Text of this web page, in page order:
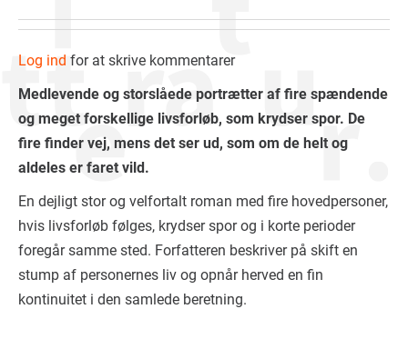
Log ind for at skrive kommentarer
Medlevende og storslåede portrætter af fire spændende
og meget forskellige livsforløb, som krydser spor. De
fire finder vej, mens det ser ud, som om de helt og
aldeles er faret vild.
En dejligt stor og velfortalt roman med fire hovedpersoner,
hvis livsforløb følges, krydser spor og i korte perioder
foregår samme sted. Forfatteren beskriver på skift en
stump af personernes liv og opnår herved en fin
kontinuitet i den samlede beretning.